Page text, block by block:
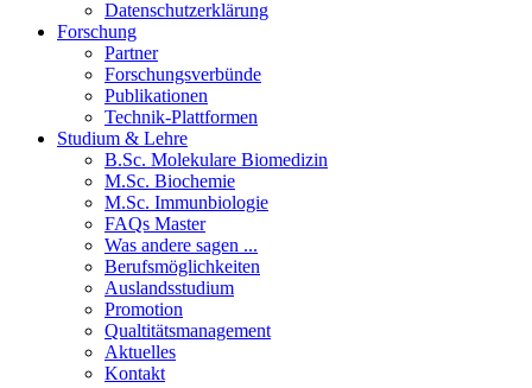
Datenschutzerklärung
Forschung
Partner
Forschungsverbünde
Publikationen
Technik-Plattformen
Studium & Lehre
B.Sc. Molekulare Biomedizin
M.Sc. Biochemie
M.Sc. Immunbiologie
FAQs Master
Was andere sagen ...
Berufsmöglichkeiten
Auslandsstudium
Promotion
Qualtitätsmanagement
Aktuelles
Kontakt